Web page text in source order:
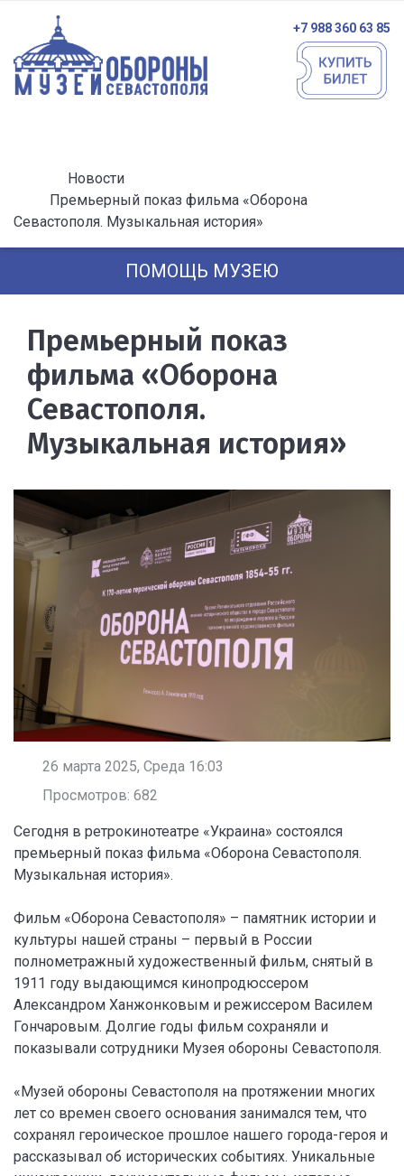
+7 988 360 63 85
Новости
Премьерный показ фильма «Оборона
Севастополя. Музыкальная история»
ПОМОЩЬ МУЗЕЮ
Премьерный показ
фильма «Оборона
Севастополя.
Музыкальная история»
26 марта 2025, Среда 16:03
Просмотров: 682
Сегодня в ретрокинотеатре «Украина» состоялся
премьерный показ фильма «Оборона Севастополя.
Музыкальная история».
Фильм «Оборона Севастополя» – памятник истории и
культуры нашей страны – первый в России
полнометражный художественный фильм, снятый в
1911 году выдающимся кинопродюссером
Александром Ханжонковым и режиссером Василем
Гончаровым. Долгие годы фильм сохраняли и
показывали сотрудники Музея обороны Севастополя.
«Музей обороны Севастополя на протяжении многих
лет со времен своего основания занимался тем, что
сохранял героическое прошлое нашего города-героя и
рассказывал об исторических событиях. Уникальные